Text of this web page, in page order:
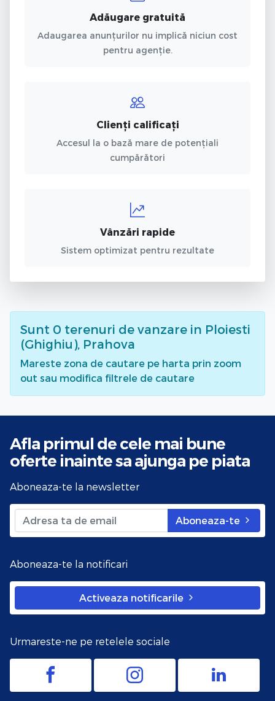
Adăugare gratuită
Adaugarea anunțurilor nu implică niciun cost
pentru agenție.
Clienți calificați
Accesul la o bază mare de potențiali
cumpărători
Vânzări rapide
Sistem optimizat pentru rezultate
Sunt 0 terenuri de vanzare in Ploiesti
(Ghighiu), Prahova
Mareste zona de cautare pe harta prin zoom
out sau modifica filtrele de cautare
Afla primul de cele mai bune
oferte inainte sa ajunga pe piata
Aboneaza-te la newsletter
Aboneaza-te
Aboneaza-te la notificari
Activeaza notificarile
Urmareste-ne pe retelele sociale